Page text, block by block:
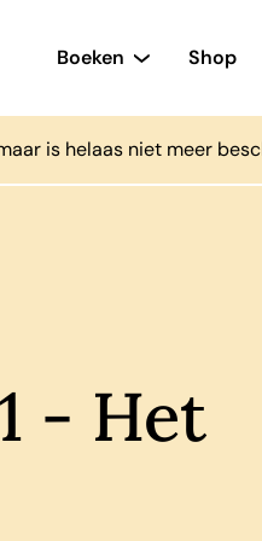
Boeken Shop
is helaas niet meer
- Het